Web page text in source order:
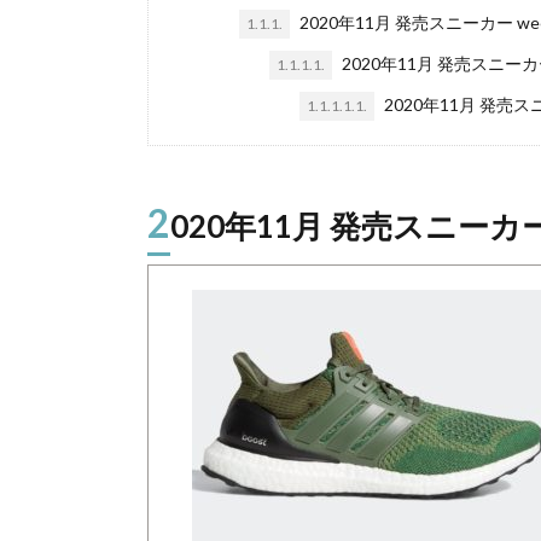
1.1.1. 2020年11月 発売スニーカー
1.1.1.1. 2020年11月 発売スニー
1.1.1.1.1. 2020年11月 発売ス
2020年11月 発売スニーカ